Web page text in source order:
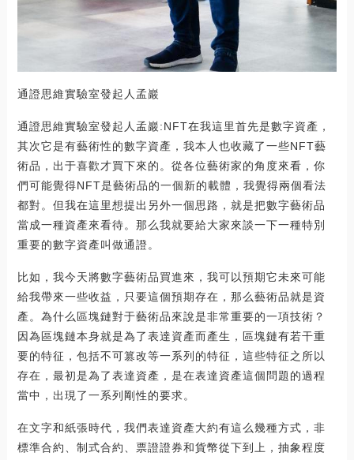
通證思維實驗室發起人孟巖
通證思維實驗室發起人孟巖:NFT在我這里首先是數字資產，
其次它是有藝術性的數字資產，我本人也收藏了一些NFT藝
術品，出于喜歡才買下來的。從各位藝術家的角度來看，你
們可能覺得NFT是藝術品的一個新的載體，我覺得兩個看法
都對。但我在這里想提出另外一個思路，就是把數字藝術品
當成一種資產來看待。那么我就要給大家來談一下一種特別
重要的數字資產叫做通證。
比如，我今天將數字藝術品買進來，我可以預期它未來可能
給我帶來一些收益，只要這個預期存在，那么藝術品就是資
產。為什么區塊鏈對于藝術品來說是非常重要的一項技術？
因為區塊鏈本身就是為了表達資產而產生，區塊鏈有若干重
要的特征，包括不可篡改等一系列的特征，這些特征之所以
存在，最初是為了表達資產，是在表達資產這個問題的過程
當中，出現了一系列剛性的要求。
在文字和紙張時代，我們表達資產大約有這么幾種方式，非
標準合約、制式合約、票證證券和貨幣從下到上，抽象程度